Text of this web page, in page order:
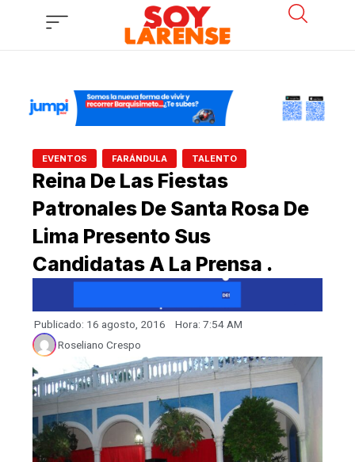
EVENTOS FARÁNDULA TALENTO
Reina De Las Fiestas
Patronales De Santa Rosa De
Lima Presento Sus
Candidatas A La Prensa .
Publicado: 16 agosto, 2016 Hora: 7:54 AM
Roseliano Crespo